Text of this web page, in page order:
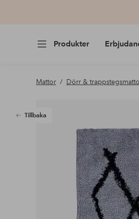
Produkter
Mattor Dörr &
Tillbaka